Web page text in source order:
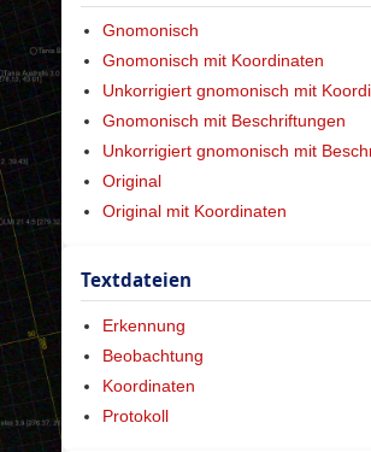
Gnomonisch
Gnomonisch mit Koordinaten
Unkorrigiert gnomonisch mit
Gnomonisch mit Beschriftungen
Unkorrigiert gnomonisch mit
Original
Original mit Koordinaten
Textdateien
Erkennung
Beobachtung
Koordinaten
Protokoll